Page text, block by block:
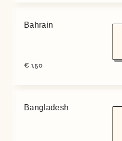
Bahrain
€ 1,50
Bangladesh